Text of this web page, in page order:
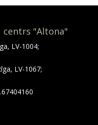
centrs "Altona"
LV-1004;
LV-1067;